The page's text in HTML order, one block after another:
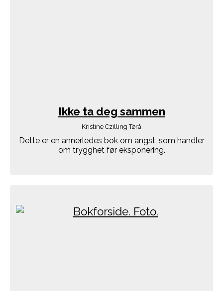
Ikke ta deg sammen
Kristine Czilling Tørå
Dette er en annerledes bok om angst, som handler
om trygghet før eksponering.